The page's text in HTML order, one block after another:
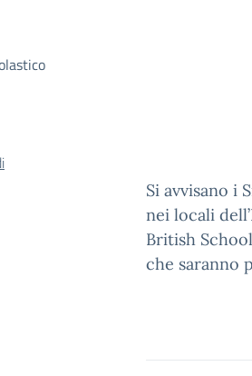
Si avvisano i
nei locali
British
che saranno